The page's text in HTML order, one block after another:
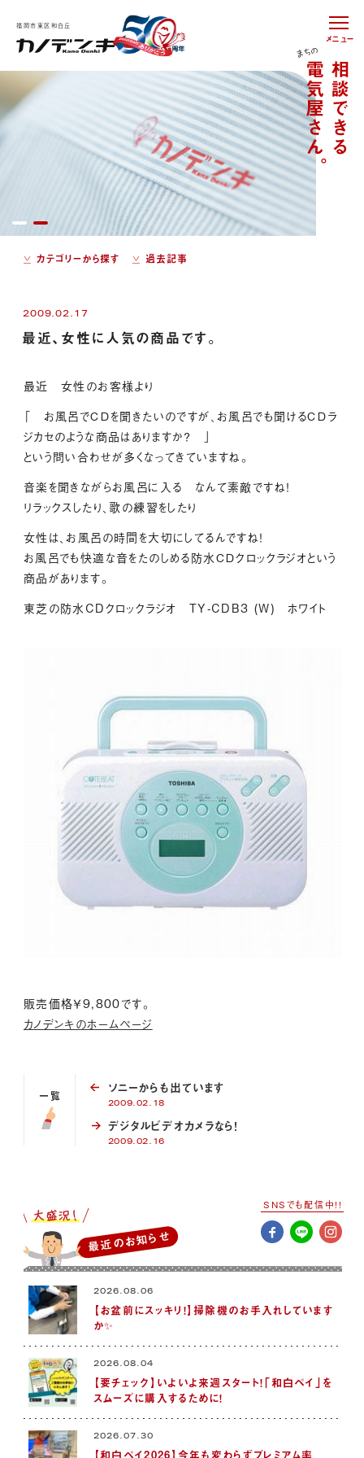
メニュー
福岡市東区和白丘
カテゴリーから探す 過去記事
2009.02.17
最近、女性に人気の商品です。
最近 女性のお客様より
「 お風呂でＣＤを聞きたいのですが、お風呂でも聞けるＣＤラ
ジカセのような商品はありますか？ 」
という問い合わせが多くなってきていますね。
音楽を聞きながらお風呂に入る なんて素敵ですね！
リラックスしたり、歌の練習をしたり
女性は、お風呂の時間を大切にしてるんですね！
お風呂でも快適な音をたのしめる防水ＣＤクロックラジオという
商品があります。
東芝の防水CDクロックラジオ TY-CDB3 (W) ホワイト
販売価格￥9,800です。
カノデンキのホームページ
一覧 ソニーからも出ています
2009.02.18
デジタルビデオカメラなら！
2009.02.16
最近のお知らせ
2026.08.06
【お盆前にスッキリ！】掃除機のお手入れしています
か✨
2026.08.04
【要チェック】いよいよ来週スタート！「和白ペイ」を
スムーズに購入するために！
2026.07.30
【和白ペイ2026】今年も変わらずプレミアム率
SNSでも配信中!!